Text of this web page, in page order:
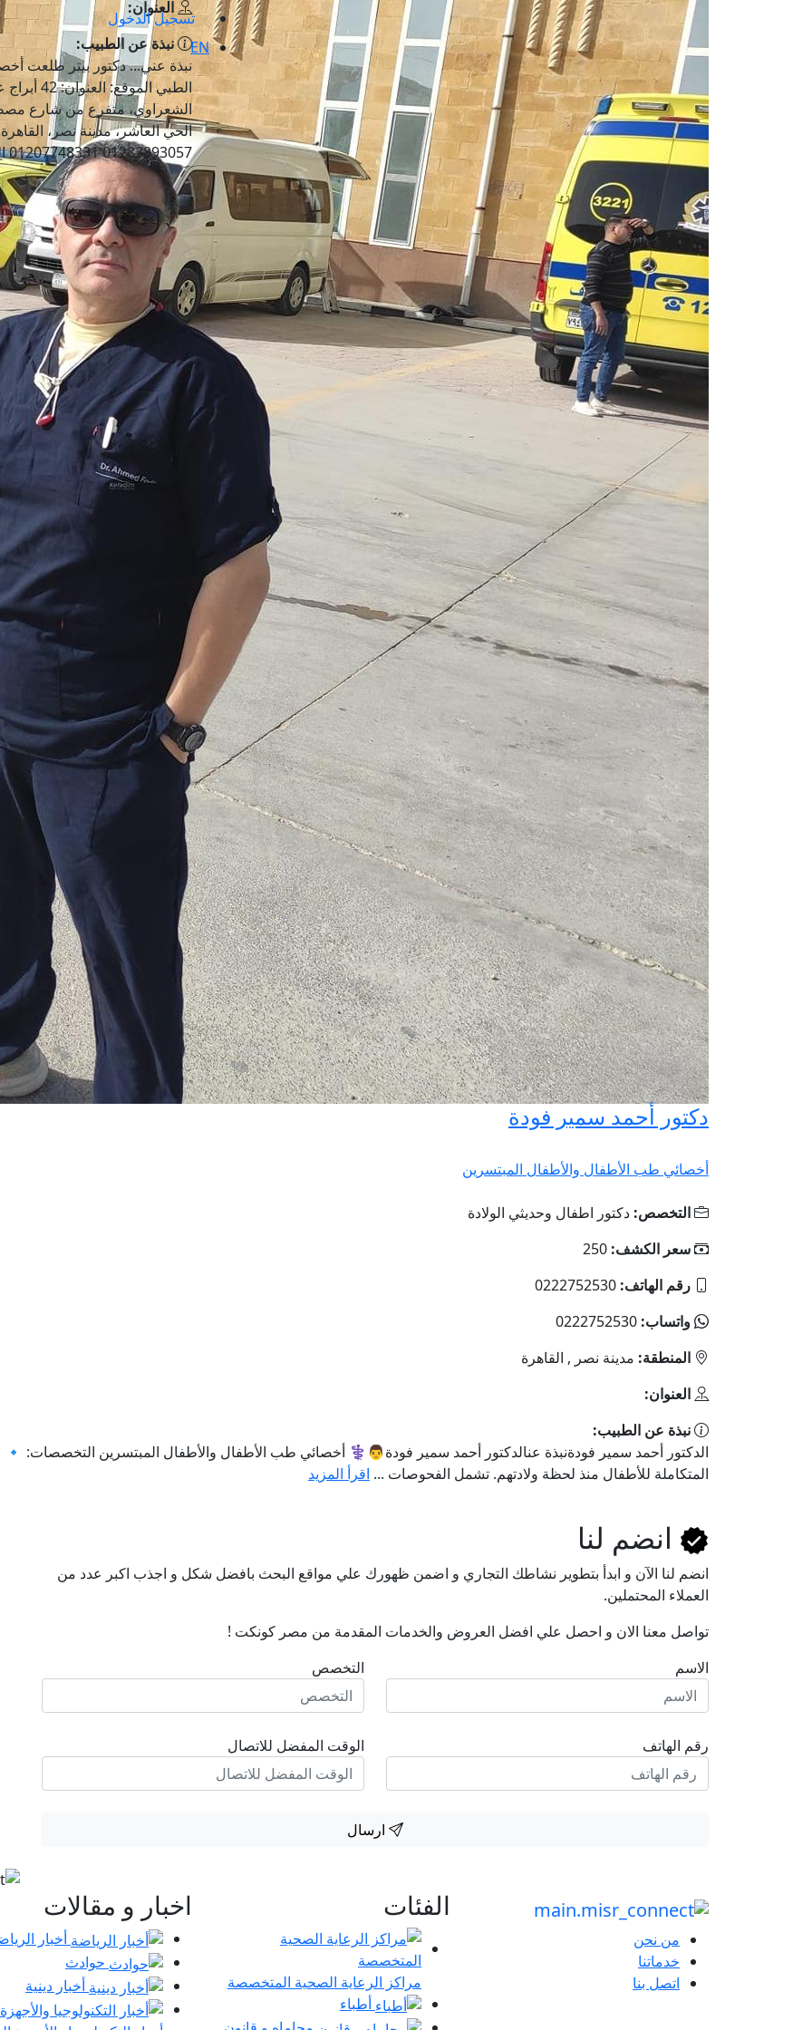
تسجيل الدخول
EN
دكتور أحمد سمير فودة
أخصائي طب الأطفال والأطفال المبتسرين
التخصص: دكتور اطفال وحديثي الولادة
سعر الكشف: 250
رقم الهاتف:
واتساب:
المنطقة: مدينة نصر , القاهرة
العنوان:
نبذة عن الطبيب:
الدكتور أحمد سمير فودةنبذة عنالدكتور أحمد سمير فودة👨⚕️ أخصائي طب الأطفال والأطفال المبتسرين التخصصات: 🔹
المتكاملة للأطفال منذ لحظة ولادتهم. تشمل الفحوصات ... اقرأ المزيد
العنوان:
نبذة عن الطبيب:
نبذة عني... دكتور بيتر طلعت
الطبي
الشعراوي، متفرع من شارع
الحي العاشر، مدينة نصر،
01283893057 01207748331 الهاتف الأرضي: ...
انضم لنا
انضم لنا اﻵن و ابدأ بتطوير نشاطك التجاري و اضمن ظهورك علي مواقع البحث بافضل شكل و اجذب اكبر عدد من
العملاء المحتملين.
تواصل معنا الان و احصل علي افضل العروض والخدمات المقدمة من مصر كونكت !
الاسم
رقم الهاتف
التخصص
الوقت المفضل للاتصال
ارسال
من نحن
خدماتنا
اتصل بنا
الفئات
مراكز الرعاية الصحية المتخصصة
أطباء
اخبار و مقالات
أخبار
حوادث
أخبار دينية